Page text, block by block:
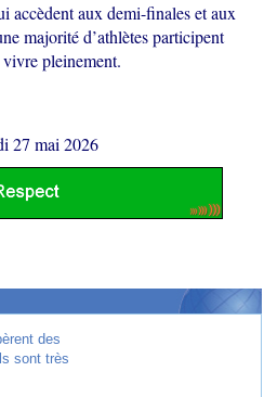
accèdent aux demi-finales et aux
majorité d’athlètes participent
pleinement.
27 mai 2026
des
sont très